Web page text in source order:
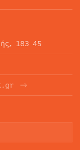
183 45